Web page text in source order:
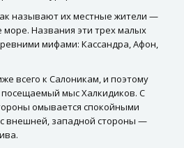
называют их местные жители —
море. Названия эти трех малых
мифами: Кассандра, Афон,
всего к Салоникам, и поэтому
мыс Халкидиков. С
омывается спокойными
внешней, западной стороны —